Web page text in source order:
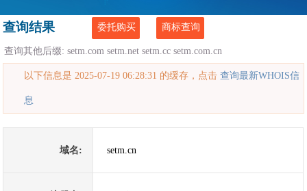
查询结果 委托购买 商标查询
查询其他后缀:setm.com setm.net setm.cc setm.com.cn
以下信息是 2025-07-19 06:28:31 的缓存，点击查询最新WHOIS信
息
域名: setm.cn